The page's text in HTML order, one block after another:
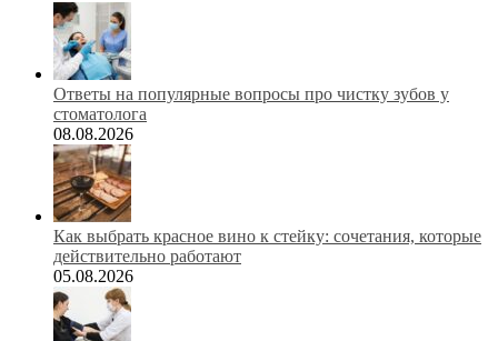
Ответы на популярные вопросы про чистку зубов у
стоматолога
08.08.2026
Как выбрать красное вино к стейку: сочетания, которые
действительно работают
05.08.2026